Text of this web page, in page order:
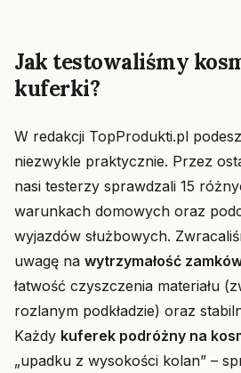
Jak testowaliśmy
kuferki?
W redakcji TopProdukti.pl
niezwykle praktycznie. Przez
nasi testerzy sprawdzali 15
warunkach domowych oraz
wyjazdów służbowych.
uwagę na wytrzymałość
łatwość czyszczenia materiału
rozlanym podkładzie) oraz
Każdy kuferek podróżny na
„upadku z wysokości kolan” –